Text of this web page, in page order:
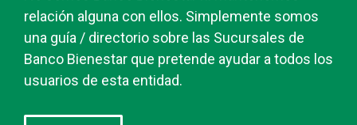
relación alguna con ellos. Simplemente somos
una guía / directorio sobre las Sucursales de
Banco Bienestar que pretende ayudar a todos los
usuarios de esta entidad.